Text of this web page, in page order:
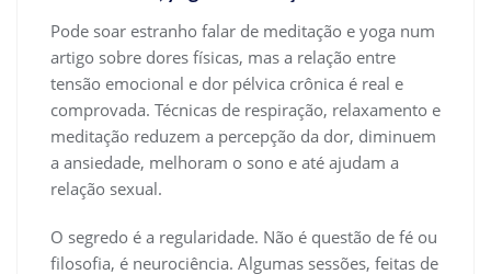
Pode soar estranho falar de meditação e yoga num
artigo sobre dores físicas, mas a relação entre
tensão emocional e dor pélvica crônica é real e
comprovada. Técnicas de respiração, relaxamento e
meditação reduzem a percepção da dor, diminuem
a ansiedade, melhoram o sono e até ajudam a
relação sexual.
O segredo é a regularidade. Não é questão de fé ou
filosofia, é neurociência. Algumas sessões, feitas de